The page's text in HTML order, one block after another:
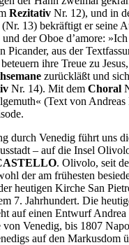
Rezitativ Nr. 12), und in
13) bekräftigt er seine
der Oboe d’amore:
Picander, aus der
ihre Treue zu
zurückläßt und
Nr. 14). Mit dem Choral
(Text von
durch Venedig führt uns
– auf die Insel
. Olivolo, seit
der am frühesten
heutigen Kirche San
7. Jahrhundert. Die
auf einen Entwurf
Venedig, bis 1807
auf den Markusdom